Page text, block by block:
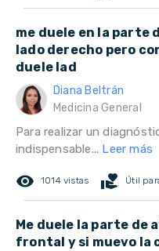
me duele en la parte
lado derecho pero
duele lad
Diana Beltrán
Medicina General
Para realizar un
indispensable... Leer más
remove_red_eye 1014 vistas volunteer_activism Útil
Me duele la parte de
frontal y si muevo la